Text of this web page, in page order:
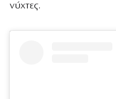
νύχτες.